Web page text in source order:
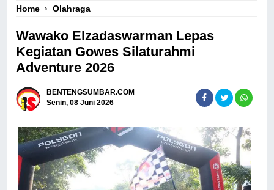
Home ›Olahraga
Wawako Elzadaswarman Lepas
Kegiatan Gowes Silaturahmi
Adventure 2026
BENTENGSUMBAR.COM
Senin, 08 Juni 2026